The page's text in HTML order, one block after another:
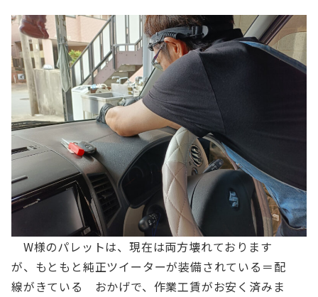
W様のパレットは、現在は両方壊れております
が、もともと純正ツイーターが装備されている＝配
線がきている おかげで、作業工賃がお安く済みま